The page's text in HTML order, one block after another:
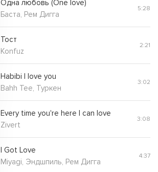
Одна любовь (One love)
Баста, Рем Дигга
5:28
Тост
Konfuz
2:21
Habibi I love you
Bahh Tee, Туркен
3:02
Every time you're here I can love
Zivert
3:08
I Got Love
Miyagi, Эндшпиль, Рем Дигга
4:37